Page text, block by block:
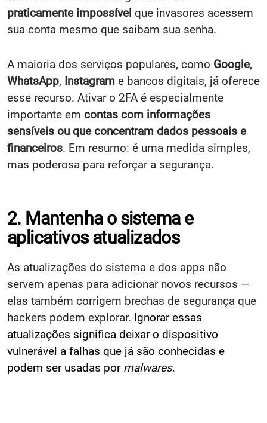
praticamente impossível que invasores acessem
sua conta mesmo que saibam sua senha.
A maioria dos serviços populares, como Google,
WhatsApp, Instagram e bancos digitais, já oferece
esse recurso. Ativar o 2FA é especialmente
importante em contas com informações
sensíveis ou que concentram dados pessoais e
financeiros. Em resumo: é uma medida simples,
mas poderosa para reforçar a segurança.
2. Mantenha o sistema e
aplicativos atualizados
As atualizações do sistema e dos apps não
servem apenas para adicionar novos recursos —
elas também corrigem brechas de segurança que
hackers podem explorar. Ignorar essas
atualizações significa deixar o dispositivo
vulnerável a falhas que já são conhecidas e
podem ser usadas por malwares.